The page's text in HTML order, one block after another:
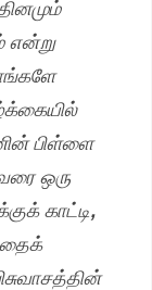
என்று
பிள்ளை
ஒரு
காட்டி,